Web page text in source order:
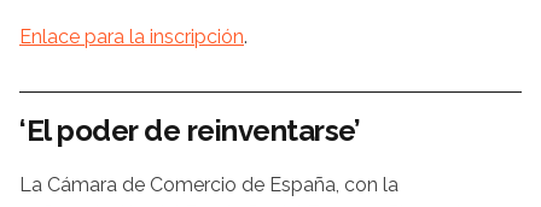
Enlace para la inscripción.
‘El poder de reinventarse’
La Cámara de Comercio de España, con la